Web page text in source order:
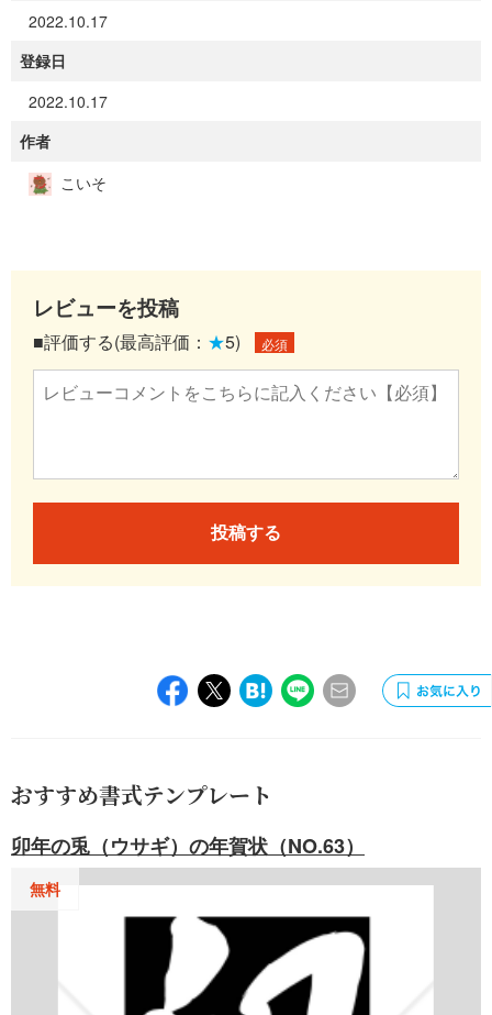
2022.10.17
登録日
2022.10.17
作者
こいそ
レビューを投稿
■評価する(最高評価： ★5) 必須
投稿する
おすすめ書式テンプレート
卯年の兎（ウサギ）の年賀状（NO.63）
無料